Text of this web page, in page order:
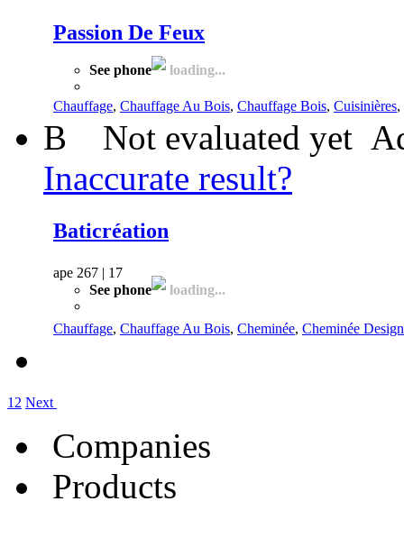
Passion De Feux
See phone loading...
Chauffage, Chauffage Au Bois, Chauffage Bois, Cuisinières,
B Not evaluated yet
Inaccurate result?
Baticréation
ape 267 | 17
See phone
loading...
Chauffage, Chauffage Au Bois, Cheminée, Cheminée Design
1 2 Next
Companies
Products